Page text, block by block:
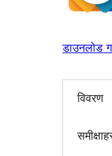
डाउनलोड
विवरण